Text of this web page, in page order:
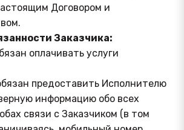
Договором и
Заказчика:
оплачивать услуги
предоставить Исполнителю
информацию обо всех
связи с Заказчиком (в том